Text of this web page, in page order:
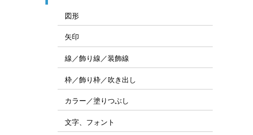
図形
矢印
線／飾り線／装飾線
枠／飾り枠／吹き出し
カラー／塗りつぶし
文字、フォント